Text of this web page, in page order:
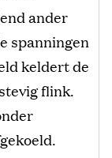
ander
spanningen
keldert de
flink.